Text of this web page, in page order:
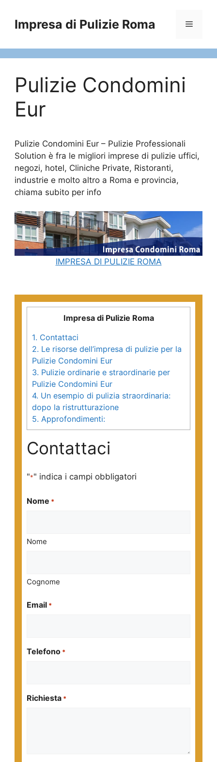
contenuto
Impresa di Pulizie Roma Menu
Pulizie Condomini
Eur
Pulizie Condomini Eur – Pulizie Professionali
Solution è fra le migliori imprese di pulizie uffici,
negozi, hotel, Cliniche Private, Ristoranti,
industrie e molto altro a Roma e provincia,
chiama subito per info
IMPRESA DI PULIZIE ROMA
Impresa di Pulizie Roma
1. Contattaci
2. Le risorse dell’impresa di pulizie per la
Pulizie Condomini Eur
3. Pulizie ordinarie e straordinarie per
Pulizie Condomini Eur
4. Un esempio di pulizia straordinaria:
dopo la ristrutturazione
5. Approfondimenti:
Contattaci
"*" indica i campi obbligatori
Nome *
Nome
Cognome
Email *
Telefono *
Richiesta *